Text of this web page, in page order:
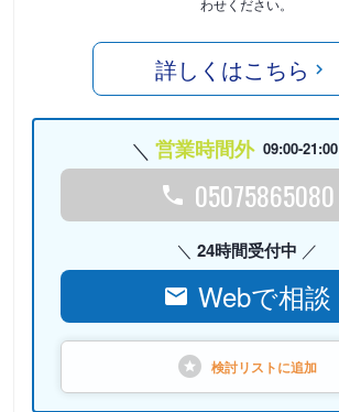
わせください。
詳しくはこちら
営業時間外 09:00-21:00
05075865080
24時間受付中
Webで相談
検討リストに追加